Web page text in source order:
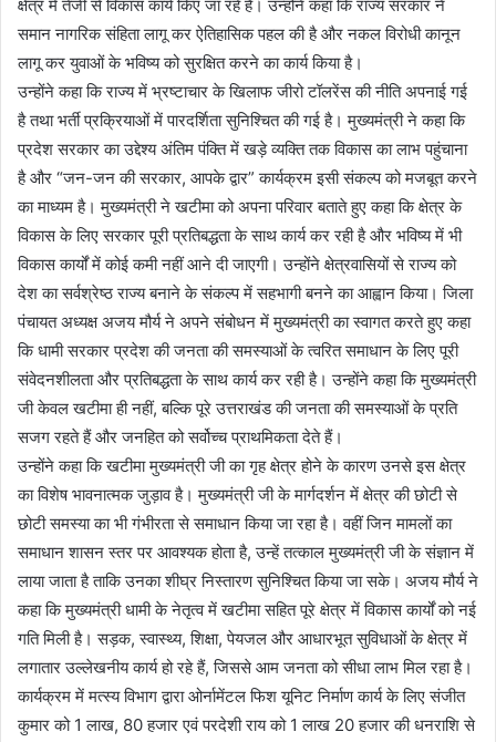
क्षेत्र में तेजी से विकास कार्य किए जा रहे हैं। उन्होंने कहा कि राज्य सरकार ने
समान नागरिक संहिता लागू कर ऐतिहासिक पहल की है और नकल विरोधी कानून
लागू कर युवाओं के भविष्य को सुरक्षित करने का कार्य किया है।
उन्होंने कहा कि राज्य में भ्रष्टाचार के खिलाफ जीरो टॉलरेंस की नीति अपनाई गई
है तथा भर्ती प्रक्रियाओं में पारदर्शिता सुनिश्चित की गई है। मुख्यमंत्री ने कहा कि
प्रदेश सरकार का उद्देश्य अंतिम पंक्ति में खड़े व्यक्ति तक विकास का लाभ पहुंचाना
है और “जन-जन की सरकार, आपके द्वार” कार्यक्रम इसी संकल्प को मजबूत करने
का माध्यम है। मुख्यमंत्री ने खटीमा को अपना परिवार बताते हुए कहा कि क्षेत्र के
विकास के लिए सरकार पूरी प्रतिबद्धता के साथ कार्य कर रही है और भविष्य में भी
विकास कार्यों में कोई कमी नहीं आने दी जाएगी। उन्होंने क्षेत्रवासियों से राज्य को
देश का सर्वश्रेष्ठ राज्य बनाने के संकल्प में सहभागी बनने का आह्वान किया। जिला
पंचायत अध्यक्ष अजय मौर्य ने अपने संबोधन में मुख्यमंत्री का स्वागत करते हुए कहा
कि धामी सरकार प्रदेश की जनता की समस्याओं के त्वरित समाधान के लिए पूरी
संवेदनशीलता और प्रतिबद्धता के साथ कार्य कर रही है। उन्होंने कहा कि मुख्यमंत्री
जी केवल खटीमा ही नहीं, बल्कि पूरे उत्तराखंड की जनता की समस्याओं के प्रति
सजग रहते हैं और जनहित को सर्वोच्च प्राथमिकता देते हैं।
उन्होंने कहा कि खटीमा मुख्यमंत्री जी का गृह क्षेत्र होने के कारण उनसे इस क्षेत्र
का विशेष भावनात्मक जुड़ाव है। मुख्यमंत्री जी के मार्गदर्शन में क्षेत्र की छोटी से
छोटी समस्या का भी गंभीरता से समाधान किया जा रहा है। वहीं जिन मामलों का
समाधान शासन स्तर पर आवश्यक होता है, उन्हें तत्काल मुख्यमंत्री जी के संज्ञान में
लाया जाता है ताकि उनका शीघ्र निस्तारण सुनिश्चित किया जा सके। अजय मौर्य ने
कहा कि मुख्यमंत्री धामी के नेतृत्व में खटीमा सहित पूरे क्षेत्र में विकास कार्यों को नई
गति मिली है। सड़क, स्वास्थ्य, शिक्षा, पेयजल और आधारभूत सुविधाओं के क्षेत्र में
लगातार उल्लेखनीय कार्य हो रहे हैं, जिससे आम जनता को सीधा लाभ मिल रहा है।
कार्यक्रम में मत्स्य विभाग द्वारा ओर्नामेंटल फिश यूनिट निर्माण कार्य के लिए संजीत
कुमार को 1 लाख, 80 हजार एवं परदेशी राय को 1 लाख 20 हजार की धनराशि से